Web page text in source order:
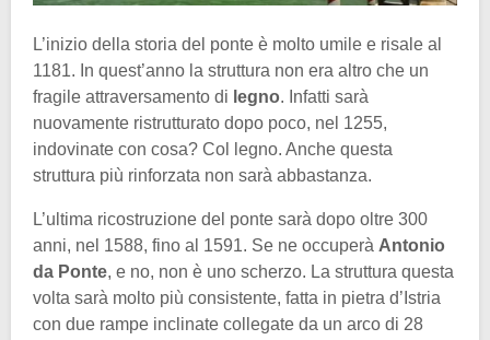
L’inizio della storia del ponte è molto umile e risale al
1181. In quest’anno la struttura non era altro che un
fragile attraversamento di legno. Infatti sarà
nuovamente ristrutturato dopo poco, nel 1255,
indovinate con cosa? Col legno. Anche questa
struttura più rinforzata non sarà abbastanza.
L’ultima ricostruzione del ponte sarà dopo oltre 300
anni, nel 1588, fino al 1591. Se ne occuperà Antonio
da Ponte, e no, non è uno scherzo. La struttura questa
volta sarà molto più consistente, fatta in pietra d’Istria
con due rampe inclinate collegate da un arco di 28